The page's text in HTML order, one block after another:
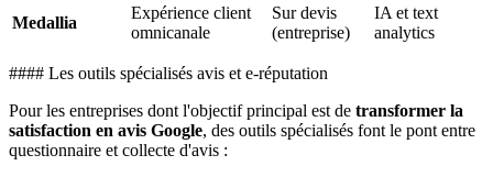
Medallia
Expérience client
omnicanale
Sur devis
(entreprise)
IA et text
analytics
#### Les outils spécialisés avis et e-réputation
Pour les entreprises dont l'objectif principal est de transformer la
satisfaction en avis Google, des outils spécialisés font le pont entre
questionnaire et collecte d'avis :